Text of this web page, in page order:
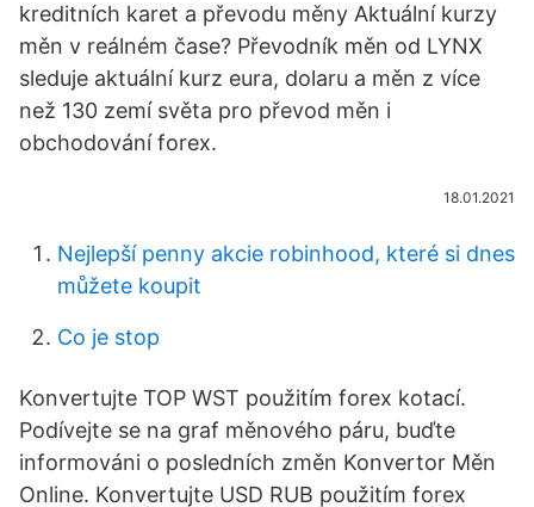
kreditních karet a převodu měny Aktuální kurzy
měn v reálném čase? Převodník měn od LYNX
sleduje aktuální kurz eura, dolaru a měn z více
než 130 zemí světa pro převod měn i
obchodování forex.
18.01.2021
Nejlepší penny akcie robinhood, které si dnes
můžete koupit
Co je stop
Konvertujte TOP WST použitím forex kotací.
Podívejte se na graf měnového páru, buďte
informováni o posledních změn Konvertor Měn
Online. Konvertujte USD RUB použitím forex